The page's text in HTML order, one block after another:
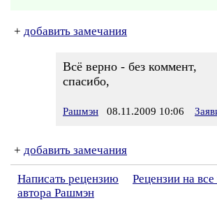
+ добавить замечания
Всё верно - без коммент,
спасибо,
Рашмэн 08.11.2009 10:06
+ добавить замечания
Написать рецензию
Рецензии на
автора Рашмэн